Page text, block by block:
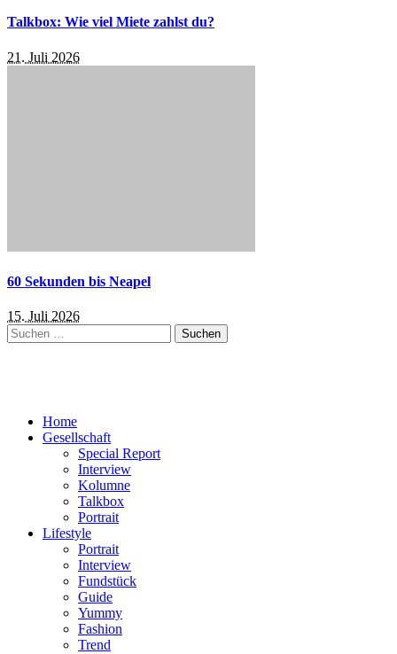
Talkbox: Wie viel Miete zahlst du?
21. Juli 2026
60 Sekunden bis Neapel
15. Juli 2026
Suchen
nach:
Home
Gesellschaft
Special Report
Interview
Kolumne
Talkbox
Portrait
Lifestyle
Portrait
Interview
Fundstück
Guide
Yummy
Fashion
Trend